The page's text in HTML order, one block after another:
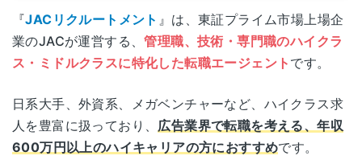
サービス名 JACリクルートメント
公式サイト http://www.jac-recruitment.jp/
株式会社ジェイエイシーリクルート
JACリクルートメントの拠点
東京都千代田区神田神保町1-105
宮城
宮城県仙台市青葉区花京院1-2-15
ソララプラザ3階
『JACリクルートメント 』は、東証プライム市場上場企
業のJACが運営する、管理職、技術・専門職のハイクラ
ス・ミドルクラスに特化した転職エージェント です。
日系大手、外資系、メガベンチャーなど、ハイクラス求
人を豊富に扱っており、 広告業界で転職を考える、年収
600万円以上のハイキャリアの方におすすめです。